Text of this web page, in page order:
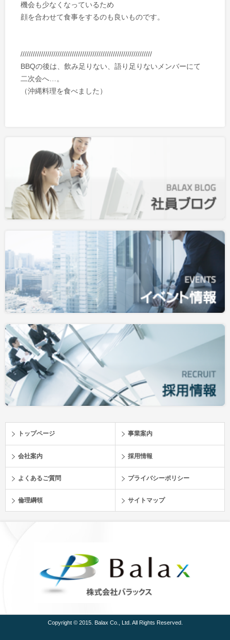
機会も少なくなっているため
顔を合わせて食事をするのも良いものです。
////////////////////////////////////////////////////////////////
BBQの後は、飲み足りない、語り足りないメンバーにて
二次会へ…。
（沖縄料理を食べました）
トップページ 事業案内
会社案内 採用情報
よくあるご質問 プライバシーポリシー
倫理綱領 サイトマップ
Copyright © 2015. Balax Co., Ltd. All Rights Reserved.